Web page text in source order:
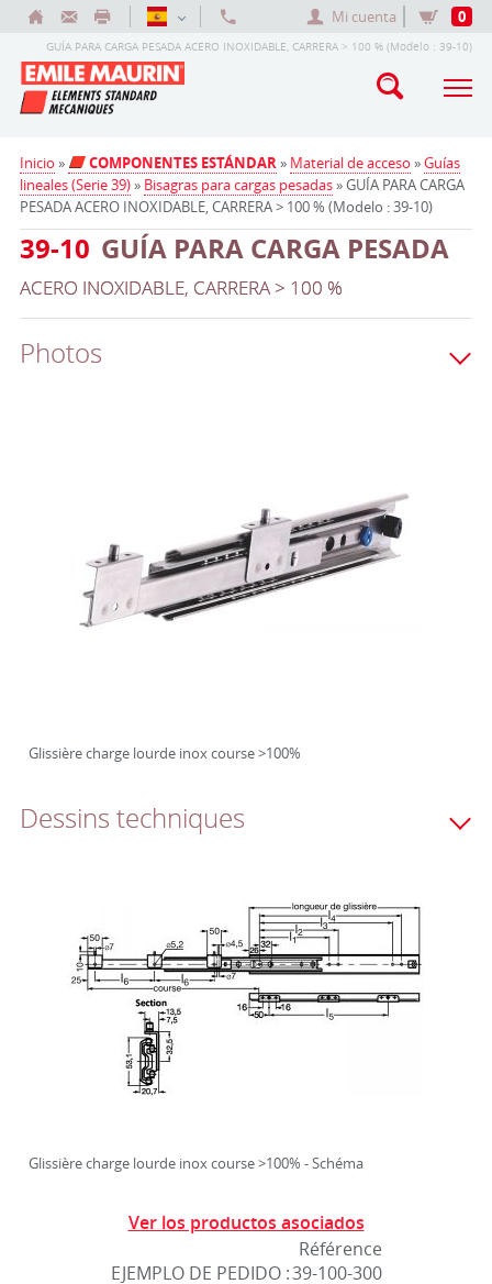
Mi cuenta 0
GUÍA PARA CARGA PESADA ACERO INOXIDABLE, CARRERA > 100 % (Modelo : 39-10)
Inicio » COMPONENTES ESTÁNDAR» Material de acceso »Guías
lineales (Serie 39)» Bisagras para cargas pesadas» GUÍA PARA CARGA
PESADA ACERO INOXIDABLE, CARRERA > 100 % (Modelo : 39-10)
39-10 GUÍA PARA CARGA PESADA
ACERO INOXIDABLE, CARRERA > 100 %
Photos
Glissière charge lourde inox course >100%
Dessins techniques
Glissière charge lourde inox course >100% - Schéma
Ver los productos asociados
EJEMPLO DE PEDIDO :
Référence
39-100-300